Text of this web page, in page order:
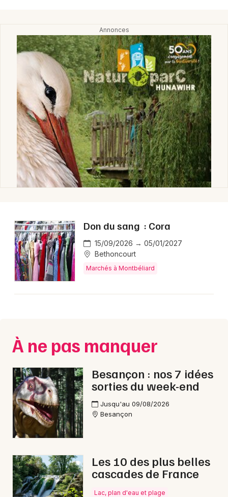
Don du sang : Cora
15/09/2026 → 05/01/2027
Bethoncourt
Marchés à Montbéliard
À ne pas manquer
Besançon : nos 7 idées
sorties du week-end
Jusqu'au 09/08/2026
Besançon
Les 10 des plus belles
cascades de France
Lac, plan d'eau et plage